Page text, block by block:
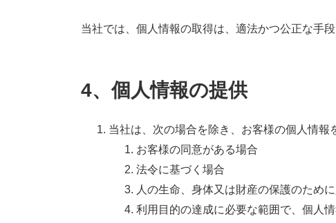
当社では、個人情報の取得は、適法かつ公正な手段
4、個人情報の提供
当社は、次の場合を除き、お客様の個人情報
お客様の同意がある場合
法令に基づく場合
人の生命、身体又は財産の保護のため
利用目的の達成に必要な範囲で、個人